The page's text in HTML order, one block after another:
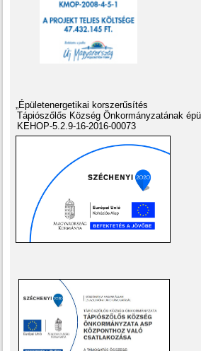
„Épületenergetikai korszerűsítés
Tápiószőlős Község Önkormányzatának
KEHOP-5.2.9-16-2016-00073